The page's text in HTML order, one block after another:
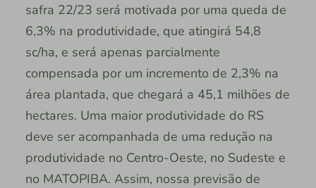
safra 22/23 será motivada por uma queda de
6,3% na produtividade, que atingirá 54,8
sc/ha, e será apenas parcialmente
compensada por um incremento de 2,3% na
área plantada, que chegará a 45,1 milhões de
hectares. Uma maior produtividade do RS
deve ser acompanhada de uma redução na
produtividade no Centro-Oeste, no Sudeste e
no MATOPIBA. Assim, nossa previsão de